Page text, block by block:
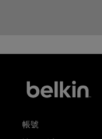
帳號